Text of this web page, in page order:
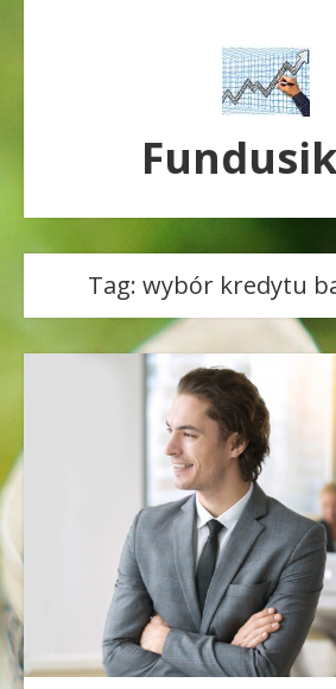
Tag: wybór kredytu